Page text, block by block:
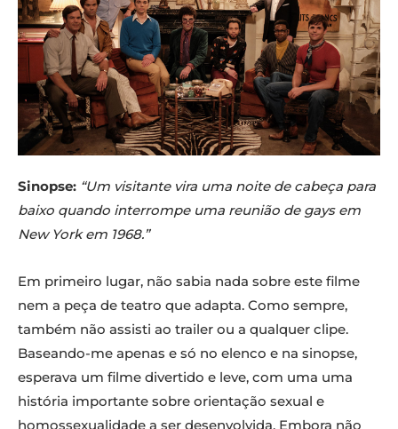
Sinopse: “Um visitante vira uma noite de cabeça para
baixo quando interrompe uma reunião de gays em
New York em 1968.”
Em primeiro lugar, não sabia nada sobre este filme
nem a peça de teatro que adapta. Como sempre,
também não assisti ao trailer ou a qualquer clipe.
Baseando-me apenas e só no elenco e na sinopse,
esperava um filme divertido e leve, com uma uma
história importante sobre orientação sexual e
homossexualidade a ser desenvolvida. Embora não